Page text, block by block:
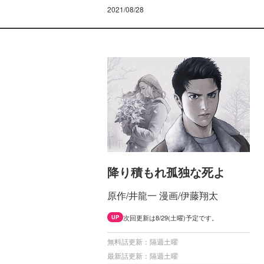
2021/08/28
降り積もれ孤独な死よ
原作/井龍一 漫画/伊藤翔太
UP 次回更新は8/29(土曜)予定です。
無料話更新：隔週土曜
最新話更新：隔週土曜